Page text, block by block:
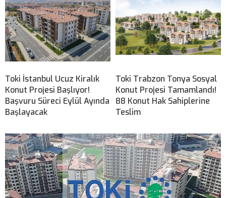
Toki İstanbul Ucuz Kiralık
Konut Projesi Başlıyor!
Başvuru Süreci Eylül Ayında
Başlayacak
Toki Trabzon Tonya Sosyal
Konut Projesi Tamamlandı!
88 Konut Hak Sahiplerine
Teslim